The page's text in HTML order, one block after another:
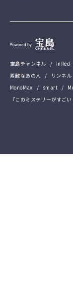
宝島チャンネル InRed
素敵なあの人
リンネル
MonoMax
smart
『このミステリーがすご